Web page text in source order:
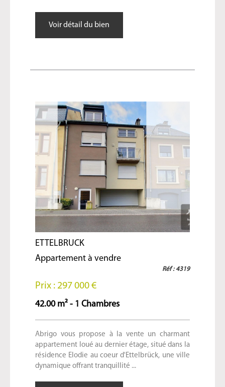
Voir détail du bien
ETTELBRUCK
Appartement à vendre
Réf : 4319
Prix : 297 000 €
42.00 m² - 1 Chambres
Abrigo vous propose à la vente un charmant
appartement loué au dernier étage, situé dans la
résidence Elodie au coeur d'Ettelbrück, une ville
dynamique offrant tranquillité ...